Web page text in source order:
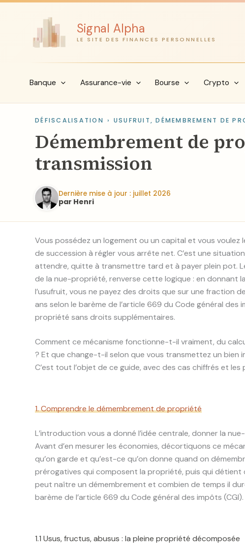
Aller
Signal Alpha
LE SITE DES FINANCES PERSONNELLES
Banque Assurance-vie Bourse Crypto
DÉFISCALISATION › USUFRUIT, DÉMEMBREMENT DE
Démembrement de
transmission
Dernière mise à jour : juillet 2026
par Henri
Vous possédez un logement ou un capital et vous voulez
de succession à régler vous arrête net. C’est une
attendre, quitte à transmettre tard et à payer plein pot.
de la nue-propriété, renverse cette logique : en
l’usufruit, vous ne payez des droits que sur une fraction
ans selon le barème de l’article 669 du Code général
propriété sans droits supplémentaires.
Comment ce mécanisme fonctionne-t-il vraiment, du
? Et que change-t-il selon que vous transmettez un bien
C’est tout l’objet de ce guide, avec des cas chiffrés et
1. Comprendre le démembrement de propriété
L’introduction vous a donné l’idée centrale, donner la
Avant d’en mesurer les économies, décortiquons ce
qu’on garde et qu’est-ce qu’on donne quand on
prérogatives qui composent la propriété, puis qui détient
peut naître un démembrement et combien de temps il
barème de l’article 669 du Code général des impôts (CGI).
1.1 Usus, fructus, abusus : la pleine propriété décomposée